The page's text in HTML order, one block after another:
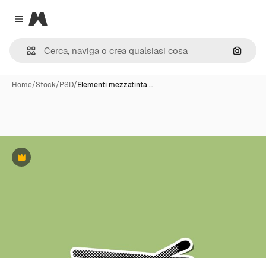
Close menu
Magnific
Cerca
Home/Stock/PSD/Elementi mezzatinta …
Premium